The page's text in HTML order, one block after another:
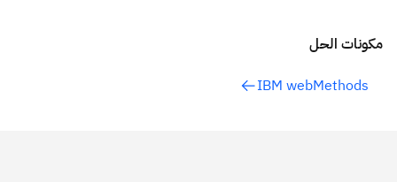
مكونات الحل
IBM webMethods